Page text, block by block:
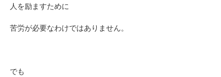
人を励ますために
苦労が必要なわけではありません。
でも